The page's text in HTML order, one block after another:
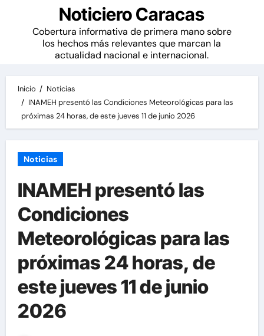
Noticiero Caracas
Cobertura informativa de primera mano sobre
los hechos más relevantes que marcan la
actualidad nacional e internacional.
Inicio
Noticias
INAMEH presentó las Condiciones Meteorológicas para las
próximas 24 horas, de este jueves 11 de junio 2026
Noticias
INAMEH presentó las
Condiciones
Meteorológicas para las
próximas 24 horas, de
este jueves 11 de junio
2026